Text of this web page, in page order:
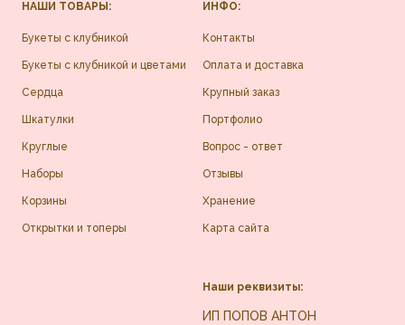
НАШИ ТОВАРЫ:
Букеты с клубникой
Букеты с клубникой и цветами
Сердца
Шкатулки
Круглые
Наборы
Корзины
Открытки и топеры
ИНФО:
Контакты
Оплата и доставка
Крупный заказ
Портфолио
Вопрос - ответ
Отзывы
Хранение
Карта сайта
Наши реквизиты:
ИП ПОПОВ АНТОН